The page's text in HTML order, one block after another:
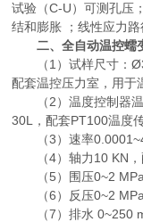
试验（C-U）可测孔压
结和膨胀 ；线性应力路
二、全自动温控蠕
（1）试样尺寸：
配套温控压力室，用于
（2）温度控制器温
30L，配套PT100温度
（3）速率
（4）轴力10 KN，
（5）围压0~2 MPa
（6）反压0~2 MPa
（7）排水 0~250